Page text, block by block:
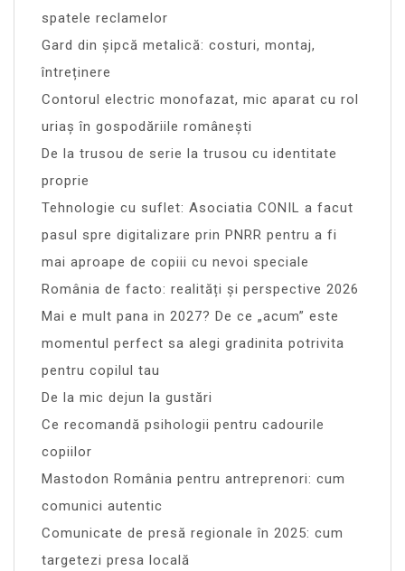
spatele reclamelor
Gard din șipcă metalică: costuri, montaj,
întreținere
Contorul electric monofazat, mic aparat cu rol
uriaș în gospodăriile românești
De la trusou de serie la trusou cu identitate
proprie
Tehnologie cu suflet: Asociatia CONIL a facut
pasul spre digitalizare prin PNRR pentru a fi
mai aproape de copiii cu nevoi speciale
România de facto: realități și perspective 2026
Mai e mult pana in 2027? De ce „acum” este
momentul perfect sa alegi gradinita potrivita
pentru copilul tau
De la mic dejun la gustări
Ce recomandă psihologii pentru cadourile
copiilor
Mastodon România pentru antreprenori: cum
comunici autentic
Comunicate de presă regionale în 2025: cum
targetezi presa locală